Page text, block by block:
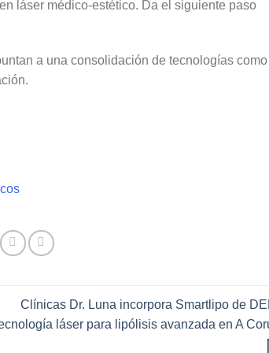
láser médico-estético. Da el siguiente paso
a una consolidación de tecnologías como
Clínicas Dr. Luna incorpora Smartlipo de
láser para lipólisis avanzada en A